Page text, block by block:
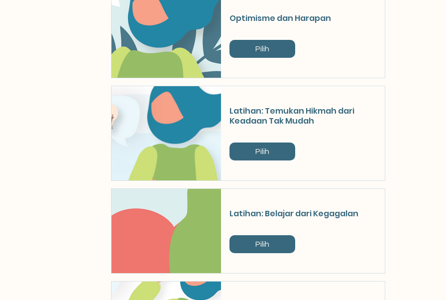
Optimisme dan Harapan
Pilih
Latihan: Temukan Hikmah dari
Keadaan Tak Mudah
Pilih
Latihan: Belajar dari Kegagalan
Pilih